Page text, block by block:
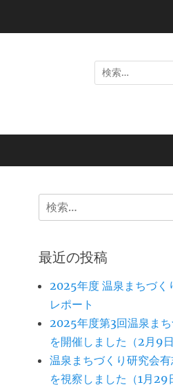
検
索:
検
索:
最近の投稿
2025年度 温泉まちづく
レポート
2025年度第3回温泉ま
を開催しました（2月9日
温泉まちづくり研究会
を視察しました（1月29